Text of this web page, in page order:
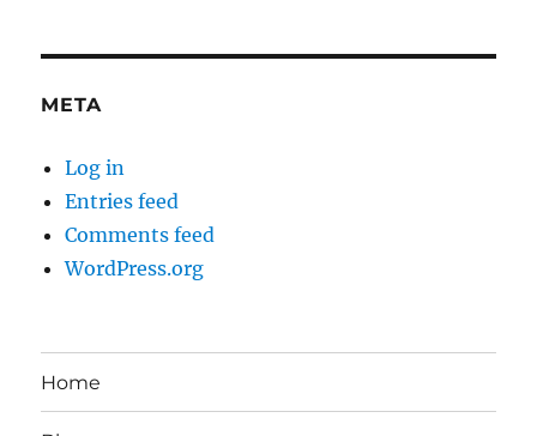
META
Log in
Entries feed
Comments feed
WordPress.org
Home